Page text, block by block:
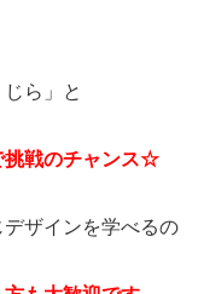
ら」と
挑戦のチャンス☆
ザインを学べるの